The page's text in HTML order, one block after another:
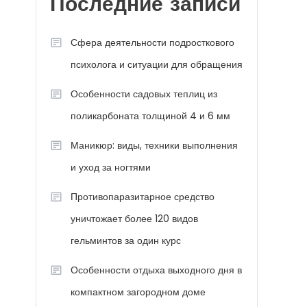
Последние записи
Сфера деятельности подросткового
психолога и ситуации для обращения
Особенности садовых теплиц из
поликарбоната толщиной 4 и 6 мм
Маникюр: виды, техники выполнения
и уход за ногтями
Противопаразитарное средство
уничтожает более 120 видов
гельминтов за один курс
Особенности отдыха выходного дня в
компактном загородном доме